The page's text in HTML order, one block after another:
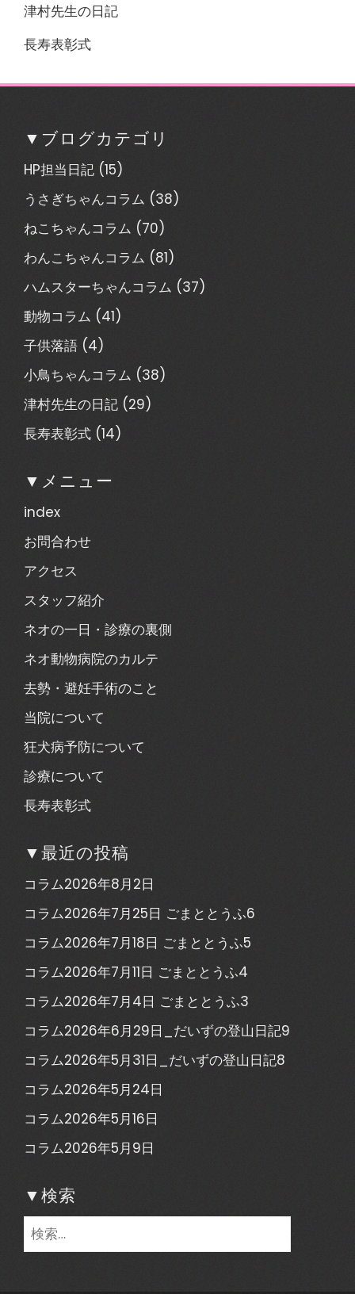
津村先生の日記
長寿表彰式
▼ブログカテゴリ
HP担当日記 (15)
うさぎちゃんコラム (38)
ねこちゃんコラム (70)
わんこちゃんコラム (81)
ハムスターちゃんコラム (37)
動物コラム (41)
子供落語 (4)
小鳥ちゃんコラム (38)
津村先生の日記 (29)
長寿表彰式 (14)
▼メニュー
index
お問合わせ
アクセス
スタッフ紹介
ネオの一日・診療の裏側
ネオ動物病院のカルテ
去勢・避妊手術のこと
当院について
狂犬病予防について
診療について
長寿表彰式
▼最近の投稿
コラム2026年8月2日
コラム2026年7月25日 ごまととうふ6
コラム2026年7月18日 ごまととうふ5
コラム2026年7月11日 ごまととうふ4
コラム2026年7月4日 ごまととうふ3
コラム2026年6月29日_だいずの登山日記9
コラム2026年5月31日_だいずの登山日記8
コラム2026年5月24日
コラム2026年5月16日
コラム2026年5月9日
▼検索
検